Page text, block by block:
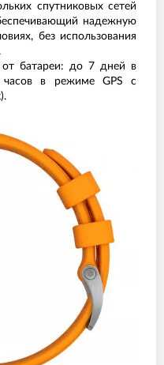
спутниковых сетей
надежную
без использования
от батареи: до 7 дней в
в режиме GPS с